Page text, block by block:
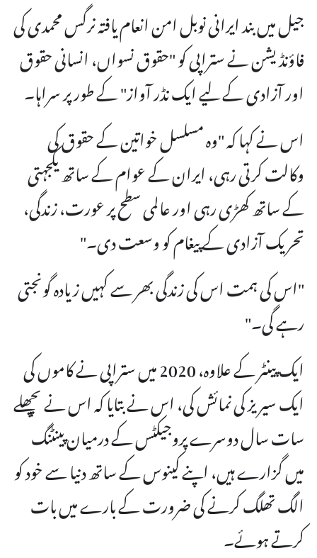
جیل میں بند ایرانی نوبل امن انعام یافتہ نرگس محمدی کی
فاؤنڈیشن نے ستراپی کو "حقوق نسواں، انسانی حقوق
اور آزادی کے لیے ایک نڈر آواز" کے طور پر سراہا۔
اس نے کہا کہ "وہ مسلسل خواتین کے حقوق کی
وکالت کرتی رہی، ایران کے عوام کے ساتھ یکجہتی
کے ساتھ کھڑی رہی اور عالمی سطح پر عورت، زندگی،
تحریک آزادی کے پیغام کو وسعت دی۔"
"اس کی ہمت اس کی زندگی بھر سے کہیں زیادہ گونجتی
رہے گی۔"
ایک پینٹر کے علاوہ، 2020 میں ستراپی نے کاموں کی
ایک سیریز کی نمائش کی، اس نے بتایا کہ اس نے پچھلے
سات سال دوسرے پروجیکٹس کے درمیان پینٹنگ
میں گزارے ہیں، اپنے کینوس کے ساتھ دنیا سے خود کو
الگ تھلگ کرنے کی ضرورت کے بارے میں بات
کرتے ہوئے۔